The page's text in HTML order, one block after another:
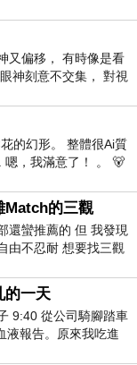
又偏移， 有時像是看
神刻意不交集， 對視
的幻形。 整體很Ai質
嗯，我滿意了！ 。 🐻
Match的三觀
還蠻推薦的 但 我發現
由不忍耐 想要找三觀
超
的一天
9:40 從公司騎腳踏車
液報告。原來我吃進
收而是超